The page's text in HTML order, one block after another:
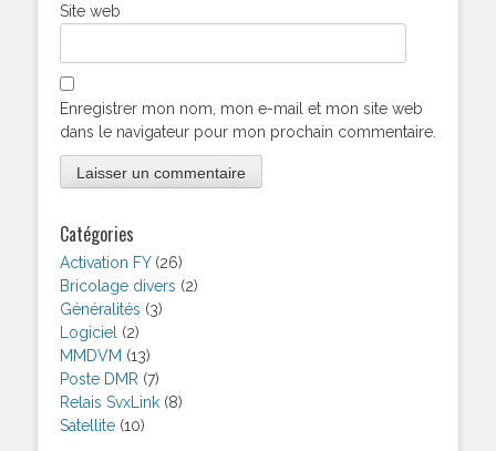
Site web
Enregistrer mon nom, mon e-mail et mon site web
dans le navigateur pour mon prochain commentaire.
Catégories
Activation FY(26)
Bricolage divers (2)
Généralités (3)
Logiciel (2)
MMDVM (13)
Poste DMR (7)
Relais SvxLink (8)
Satellite (10)